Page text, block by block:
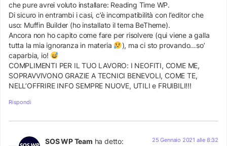
che pure avrei voluto installare: Reading Time WP.
Di sicuro in entrambi i casi, c’è incompatibilità con l’editor che
uso: Muffin Builder (ho installato il tema BeTheme).
Ancora non ho capito come fare per risolvere (qui viene a galla
tutta la mia ignoranza in materia
), ma ci sto provando…so’
caparbia, io!
COMPLIMENTI PER IL TUO LAVORO: I NEOFITI, COME ME,
SOPRAVVIVONO GRAZIE A TECNICI BENEVOLI, COME TE,
NELL’OFFRIRE INFO SEMPRE NUOVE, UTILI e FRUIBILI!!!
Rispondi
SOS WP Team ha detto: 25 Gennaio 2021 alle 8:32